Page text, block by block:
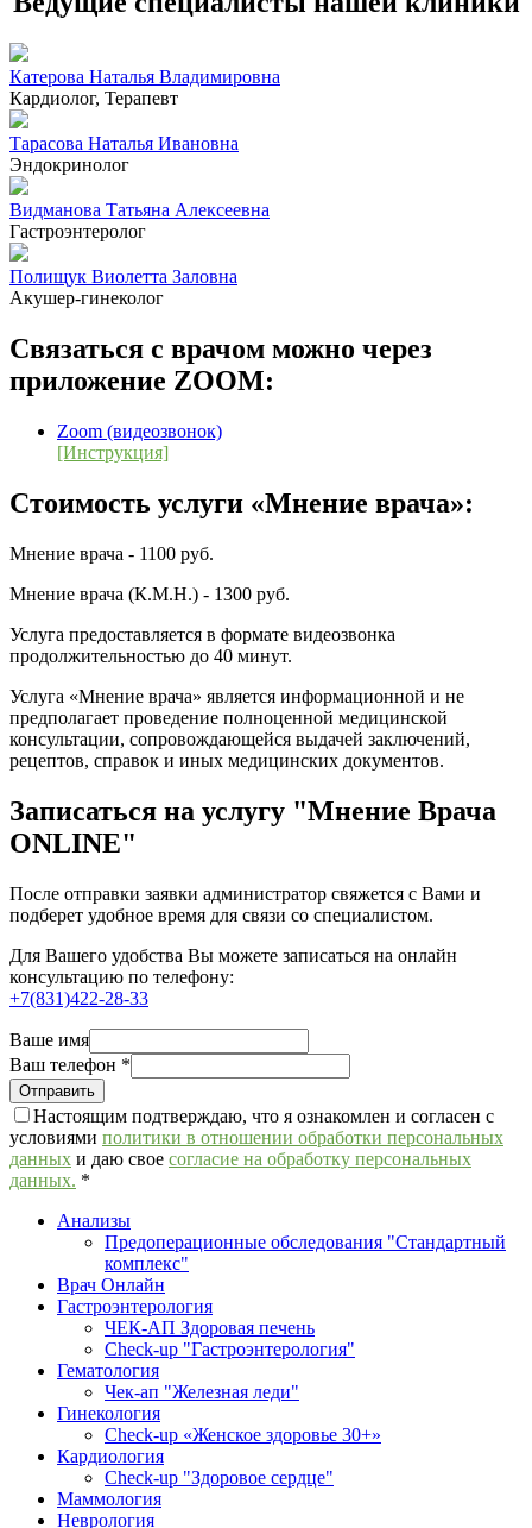
Катерова Наталья Владимировна
Кардиолог, Терапевт
Тарасова Наталья Ивановна
Эндокринолог
Видманова Татьяна Алексеевна
Гастроэнтеролог
Полищук Виолетта Заловна
Акушер-гинеколог
Связаться с врачом можно через
приложение ZOOM:
Zoom (видеозвонок)
[Инструкция]
Стоимость услуги «Мнение врача»:
Мнение врача - 1100 руб.
Мнение врача (К.М.Н.) - 1300 руб.
Услуга предоставляется в формате видеозвонка
продолжительностью до 40 минут.
Услуга «Мнение врача» является информационной и не
предполагает проведение полноценной медицинской
консультации, сопровождающейся выдачей заключений,
рецептов, справок и иных медицинских документов.
Записаться на услугу "Мнение Врача
ONLINE"
После отправки заявки администратор свяжется с Вами и
подберет удобное время для связи со специалистом.
Для Вашего удобства Вы можете записаться на онлайн
консультацию по телефону:
+7(831)422-28-33
Ваше имя
Ваш телефон *
Настоящим подтверждаю, что я ознакомлен и согласен с
условиями политики в отношении обработки персональных
данных и даю свое согласие на обработку персональных
данных. *
Анализы
Предоперационные обследования "Стандартный
комплекс"
Врач Онлайн
Гастроэнтерология
ЧЕК-АП Здоровая печень
Check-up "Гастроэнтерология"
Гематология
Чек-ап "Железная леди"
Гинекология
Check-up «Женское здоровье 30+»
Кардиология
Check-up "Здоровое сердце"
Маммология
Неврология